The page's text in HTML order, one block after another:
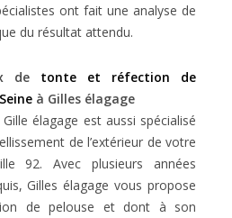
ont fait une analyse de
du résultat attendu.
de tonte et réfection de
à Gilles élagage
élagage est aussi spécialisé
de l’extérieur de votre
92. Avec plusieurs années
Gilles élagage vous propose
de pelouse et dont à son